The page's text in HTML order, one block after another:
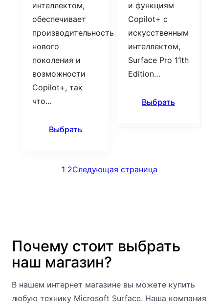
интеллектом,
обеспечивает
производительность
нового
поколения и
возможности
Copilot+, так
что…
Выбрать
и функциям
Copilot+ с
искусственным
интеллектом,
Surface Pro 11th
Edition…
Выбрать
1 2Следующая страница
Почему стоит выбрать
наш магазин?
В нашем интернет магазине вы можете купить
любую технику Microsoft Surface. Наша компания